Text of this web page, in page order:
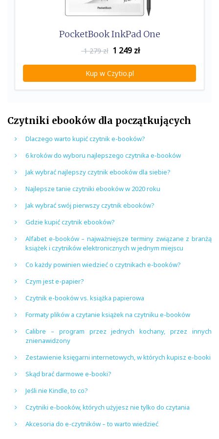
PocketBook InkPad One
1 279 zł 1 249zł
Kup w Czytio.pl
Czytniki ebooków dla początkujących
Dlaczego warto kupić czytnik e-booków?
6 kroków do wyboru najlepszego czytnika e-booków
Jak wybrać najlepszy czytnik ebooków dla siebie?
Najlepsze tanie czytniki ebooków w 2020 roku
Jak wybrać swój pierwszy czytnik ebooków?
Gdzie kupić czytnik ebooków?
Alfabet e-booków – najważniejsze terminy związane z branżą
książek i czytników elektronicznych w jednym miejscu
Co każdy powinien wiedzieć o czytnikach e-booków?
Czym jest e-papier?
Czytnik e-booków vs. książka papierowa
Formaty plików a czytanie książek na czytniku e-booków
Calibre – program przez jednych kochany, przez innych
znienawidzony
Zestawienie księgarni internetowych, w których kupisz e-booki
Skąd brać darmowe e-booki?
Jeśli nie Kindle, to co?
Czytniki e-booków, których użyjesz nie tylko do czytania
Akcesoria do e-czytników – to warto wiedzieć